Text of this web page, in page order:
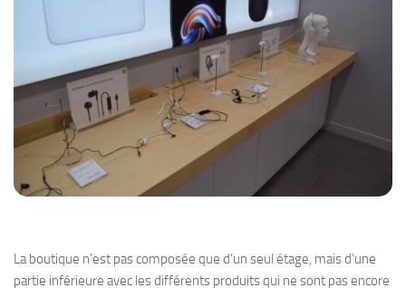
La boutique n’est pas composée que d’un seul étage, mais d’une
partie inférieure avec les différents produits qui ne sont pas encore